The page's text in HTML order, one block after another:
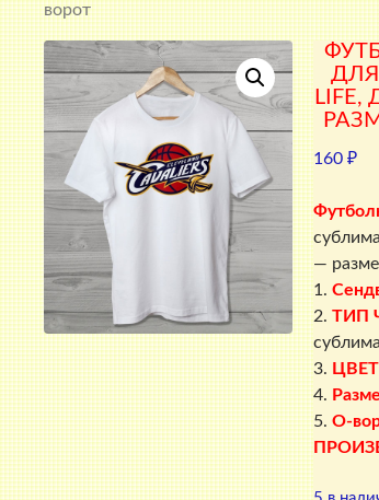
ворот
160₽
—
1.
2. ТИП
3. ЦВЕТ
4.
5. О-